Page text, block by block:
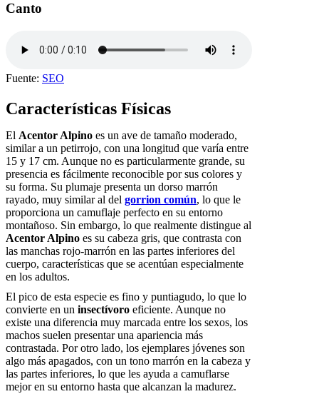
Canto
Fuente: SEO
Características Físicas
El Acentor Alpino es un ave de tamaño moderado,
similar a un petirrojo, con una longitud que varía entre
15 y 17 cm. Aunque no es particularmente grande, su
presencia es fácilmente reconocible por sus colores y
su forma. Su plumaje presenta un dorso marrón
rayado, muy similar al del gorrion común, lo que le
proporciona un camuflaje perfecto en su entorno
montañoso. Sin embargo, lo que realmente distingue al
Acentor Alpino es su cabeza gris, que contrasta con
las manchas rojo-marrón en las partes inferiores del
cuerpo, características que se acentúan especialmente
en los adultos.
El pico de esta especie es fino y puntiagudo, lo que lo
convierte en un insectívoro eficiente. Aunque no
existe una diferencia muy marcada entre los sexos, los
machos suelen presentar una apariencia más
contrastada. Por otro lado, los ejemplares jóvenes son
algo más apagados, con un tono marrón en la cabeza y
las partes inferiores, lo que les ayuda a camuflarse
mejor en su entorno hasta que alcanzan la madurez.